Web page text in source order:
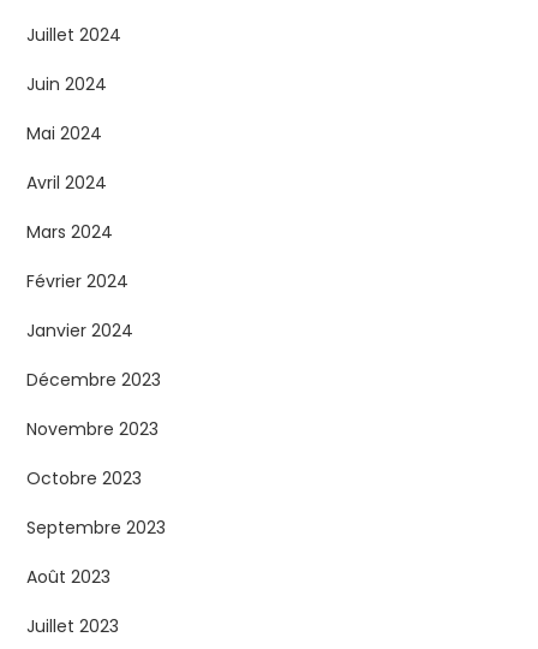
Juillet 2024
Juin 2024
Mai 2024
Avril 2024
Mars 2024
Février 2024
Janvier 2024
Décembre 2023
Novembre 2023
Octobre 2023
Septembre 2023
Août 2023
Juillet 2023